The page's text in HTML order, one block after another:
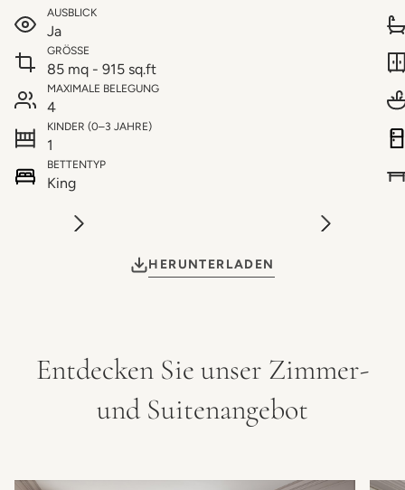
AUSBLICK
Ja
GRÖSSE
85 mq - 915 sq.ft
MAXIMALE BELEGUNG
4
KINDER (0–3 JAHRE)
1
BETTENTYP
King
HERUNTERLADEN
Entdecken Sie unser Zimmer-
und Suitenangebot